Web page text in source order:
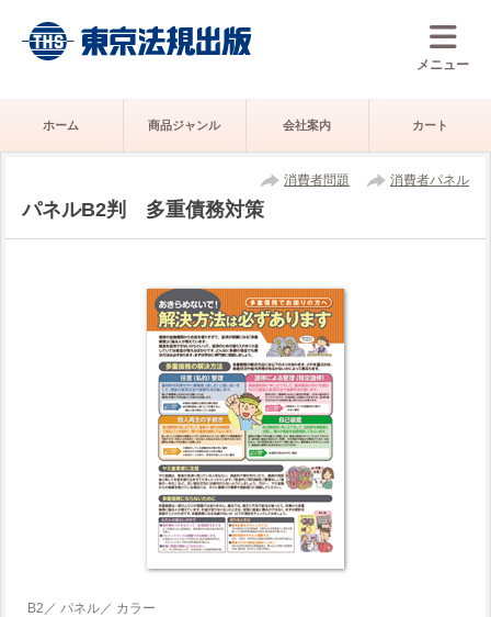
メニュー
ホーム 商品ジャンル 会社案内 カート
消費者問題 消費者パネル
パネルB2判 多重債務対策
B2／ パネル／ カラー